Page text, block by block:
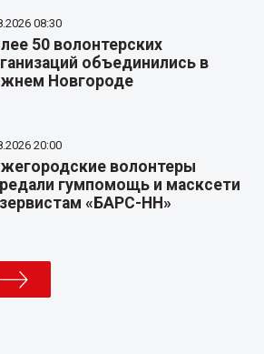
08:30
50 волонтерских
объединились в
Новгороде
20:00
волонтеры
гумпомощь и масксети
«БАРС-НН»